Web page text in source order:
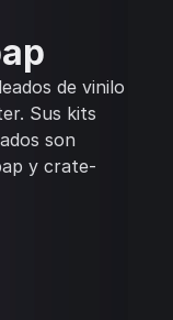
de vinilo
Sus kits
son
y crate-